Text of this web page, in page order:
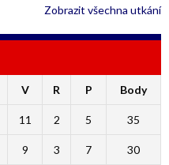
Zobrazit všechna utkání
V R P Body
11 2 5 35
9 3 7 30